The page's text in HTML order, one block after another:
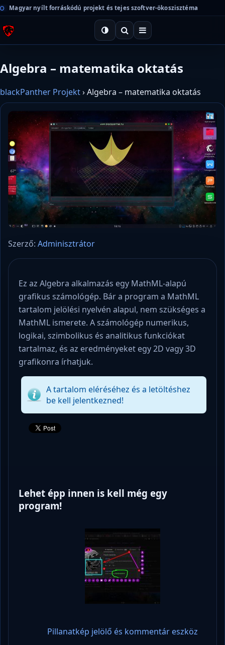
Magyar nyílt forráskódú projekt és tejes szoftver-ökoszisztéma
Algebra – matematika oktatás
blackPanther Projekt›Algebra – matematika oktatás
Szerző: Adminisztrátor
Ez az Algebra alkalmazás egy MathML-alapú
grafikus számológép. Bár a program a MathML
tartalom jelölési nyelvén alapul, nem szükséges a
MathML ismerete. A számológép numerikus,
logikai, szimbolikus és analitikus funkciókat
tartalmaz, és az eredményeket egy 2D vagy 3D
grafikonra írhatjuk.
A tartalom eléréséhez és a letöltéshez
be kell jelentkezned!
Lehet épp innen is kell még egy
program!
Pillanatkép jelölő és kommentár eszköz